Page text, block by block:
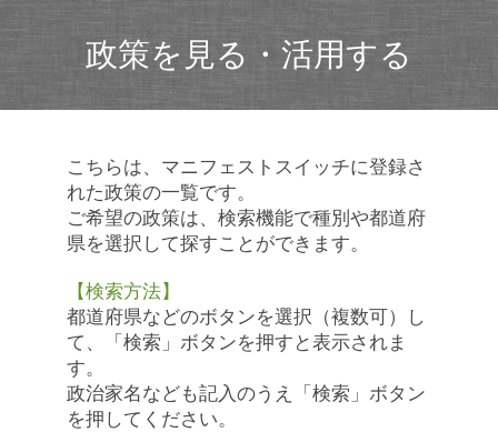
政策を見る・活用する
こちらは、マニフェストスイッチに登録さ
れた政策の一覧です。
ご希望の政策は、検索機能で種別や都道府
県を選択して探すことができます。
【検索方法】
都道府県などのボタンを選択（複数可）し
て、「検索」ボタンを押すと表示されま
す。
政治家名なども記入のうえ「検索」ボタン
を押してください。